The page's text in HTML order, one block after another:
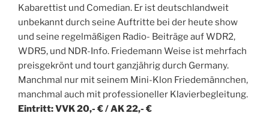
Kabarettist und Comedian. Er ist deutschlandweit
unbekannt durch seine Auftritte bei der heute show
und seine regelmäßigen Radio- Beiträge auf WDR2,
WDR5, und NDR-Info. Friedemann Weise ist mehrfach
preisgekrönt und tourt ganzjährig durch Germany.
Manchmal nur mit seinem Mini-Klon Friedemännchen,
manchmal auch mit professioneller Klavierbegleitung.
Eintritt: VVK 20,- € / AK 22,- €